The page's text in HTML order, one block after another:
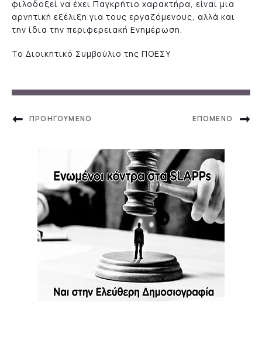
φιλοδοξεί να έχει Παγκρήτιο χαρακτήρα, είναι μια
αρνητική εξέλιξη για τους εργαζόμενους, αλλά και
την ίδια την περιφερειακή Ενημέρωση.
Το Διοικητικό Συμβούλιο της ΠΟΕΣΥ